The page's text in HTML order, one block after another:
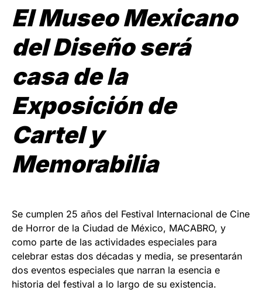
El Museo Mexicano
del Diseño será
casa de la
Exposición de
Cartel y
Memorabilia
Se cumplen 25 años del Festival Internacional de Cine
de Horror de la Ciudad de México, MACABRO, y
como parte de las actividades especiales para
celebrar estas dos décadas y media, se presentarán
dos eventos especiales que narran la esencia e
historia del festival a lo largo de su existencia.